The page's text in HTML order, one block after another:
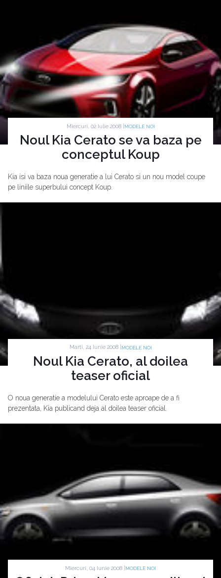
Miercuri, 02 Iulie 2008 | MODELE NOI
Noul Kia Cerato se va baza pe
conceptul Koup
Kia isi va baza noua generatie a lui Cerato si un nou model coupe
pe liniile superbului concept Koup.
Marti, 24 Iunie 2008 | MODELE NOI
Noul Kia Cerato, al doilea
teaser oficial
O noua generatie a modelului Cerato este aproape de a fi
prezentata, Kia publicand deja al doilea teaser oficial.
Miercuri, 04 Iunie 2008 | MODELE NOI